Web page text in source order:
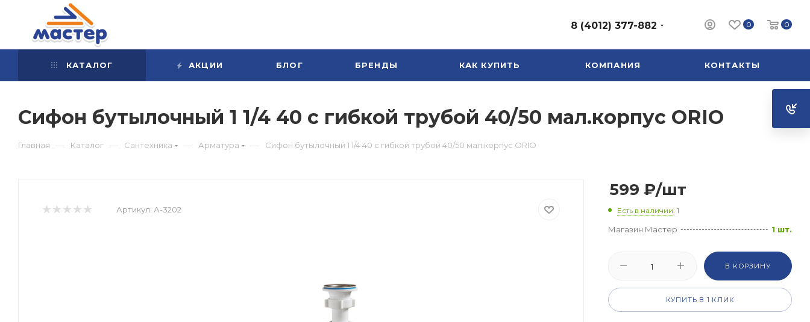
0 0
8 (4012) 377-882
КАТАЛОГ АКЦИИ БЛОГ БРЕНДЫ КАК КУПИТЬ КОМПАНИЯ КОНТАКТЫ
Сифон бутылочный 1 1/4 40 с гибкой трубой 40/50 мал.корпус ORIO
Главная — Каталог — Сантехника — Арматура — Сифон бутылочный 1 1/4 40 с гибкой трубой 40/50 мал.корпус ORIO
Артикул: А-3202
599 ₽/шт
Есть в наличии: 1
Магазин Мастер 1 шт.
В КОРЗИНУ
КУПИТЬ В 1 КЛИК